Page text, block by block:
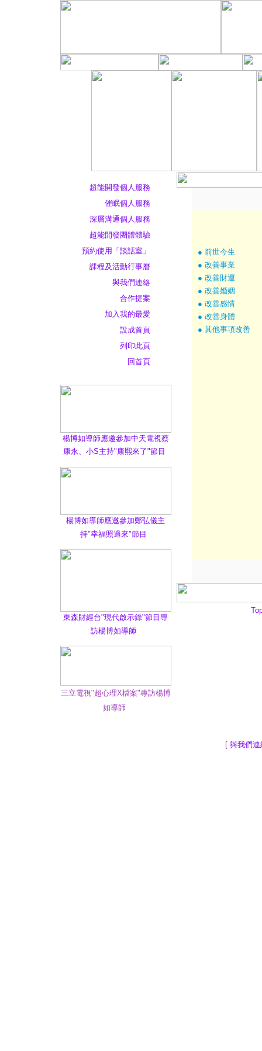
超能開發個人服務
催眠個人服務
深層溝通個人服務
超能開發團體體驗
預約使用「談話室」
課程及活動行事曆
與我們連絡
合作提案
加入我的最愛
設成首頁
列印此頁
回首頁
楊博如導師應邀參加中天電視蔡
康永、小S主持"康熙來了"節目
楊博如導師應邀參加鄭弘儀主
持"幸福照過來"節目
東森財經台"現代啟示錄"節目專
訪楊博如導師
三立電視"超心理X檔案"專訪楊博
如導師
● 前世今生
● 改善事業
● 改善財運
● 改善婚姻
● 改善感情
● 改善身體
● 其他事項改善
[ 與我們連